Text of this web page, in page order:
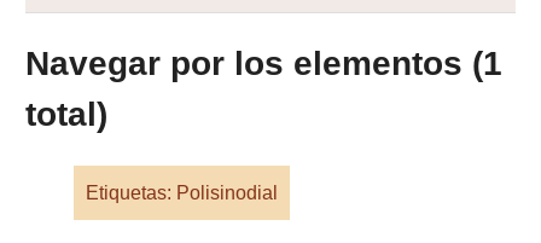
Navegar por los elementos (1
total)
Etiquetas: Polisinodial